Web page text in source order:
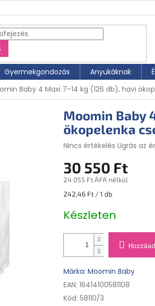
Gyermekgondozás Anyukáknak
Baby 4 Maxi 7–14 kg (126 db), havi
Moomin Baby
ökopelenka
A termék átlagos
Nincs értékelés Ugrás az
30 550 Ft
24 055 Ft ÁFA nélkül
Egységár:
242,46 Ft / 1 db
Készleten
Márka: Moomin Baby
EAN: 16414100581108
Kód: 58110/3